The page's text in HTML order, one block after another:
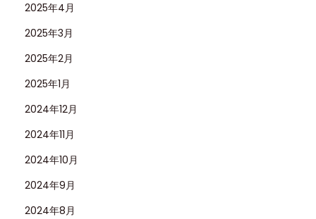
2025年4月
2025年3月
2025年2月
2025年1月
2024年12月
2024年11月
2024年10月
2024年9月
2024年8月